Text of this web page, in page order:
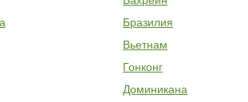
Бразилия
Вьетнам
Гонконг
Доминикана